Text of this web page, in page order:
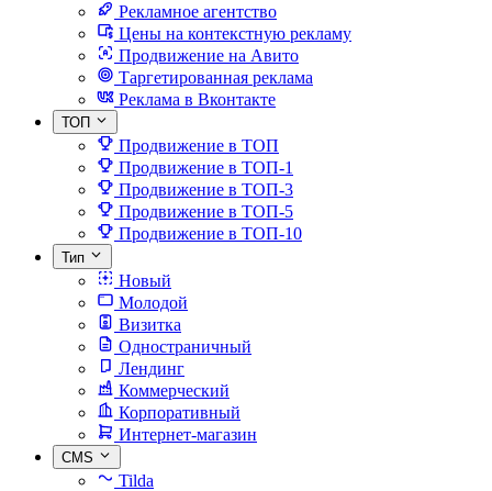
Рекламное агентство
Цены на контекстную рекламу
Продвижение на Авито
Таргетированная реклама
Реклама в Вконтакте
ТОП
Продвижение в ТОП
Продвижение в ТОП-1
Продвижение в ТОП-3
Продвижение в ТОП-5
Продвижение в ТОП-10
Тип
Новый
Молодой
Визитка
Одностраничный
Лендинг
Коммерческий
Корпоративный
Интернет-магазин
CMS
Tilda